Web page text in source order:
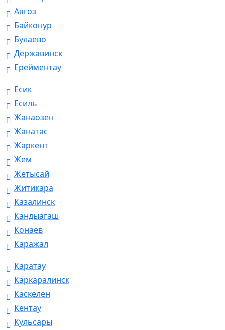
Аягоз
Байконур
Булаево
Державинск
Ерейментау
Есик
Есиль
Жанаозен
Жанатас
Жаркент
Жем
Жетысай
Житикара
Казалинск
Кандыагаш
Конаев
Каражал
Каратау
Каркаралинск
Каскелен
Кентау
Кульсары